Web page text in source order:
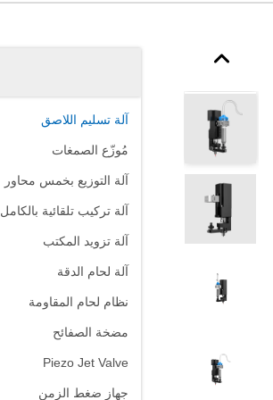
آلة تسليم اللاصق
مُوزّع الصمغات
آلة التوزيع بخمس محاور
آلة تركيب تلقائية بالكامل
آلة تزويد المكتب
آلة لحام الدقة
نظام لحام المقاومة
مضخة الصفائح
Piezo Jet Valve
جهاز ضغط الزمن